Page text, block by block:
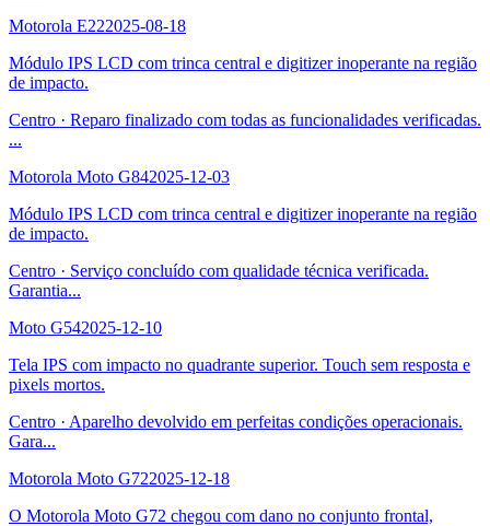
Motorola E222025-08-18
Módulo IPS LCD com trinca central e digitizer inoperante na região
de impacto.
Centro · Reparo finalizado com todas as funcionalidades verificadas.
...
Motorola Moto G842025-12-03
Módulo IPS LCD com trinca central e digitizer inoperante na região
de impacto.
Centro · Serviço concluído com qualidade técnica verificada.
Garantia...
Moto G542025-12-10
Tela IPS com impacto no quadrante superior. Touch sem resposta e
pixels mortos.
Centro · Aparelho devolvido em perfeitas condições operacionais.
Gara...
Motorola Moto G722025-12-18
O Motorola Moto G72 chegou com dano no conjunto frontal,